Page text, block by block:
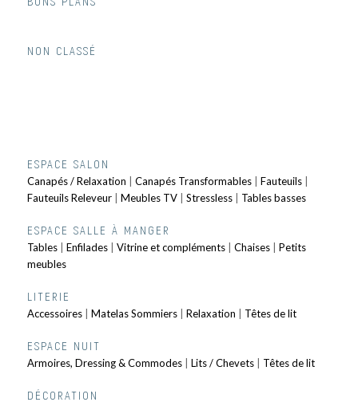
NON CLASSÉ
ESPACE SALON
Canapés / Relaxation Canapés Transformables| Fauteuils|
Fauteuils Releveur| Meubles TV| Stressless| Tables basses
ESPACE SALLE À MANGER
Tables| Enfilades| Vitrine et compléments| Chaises| Petits
meubles
LITERIE
Accessoires| Matelas Sommiers| Relaxation Têtes de lit
ESPACE NUIT
Armoires, Dressing & Commodes| Lits / Chevets| Têtes de lit
DÉCORATION